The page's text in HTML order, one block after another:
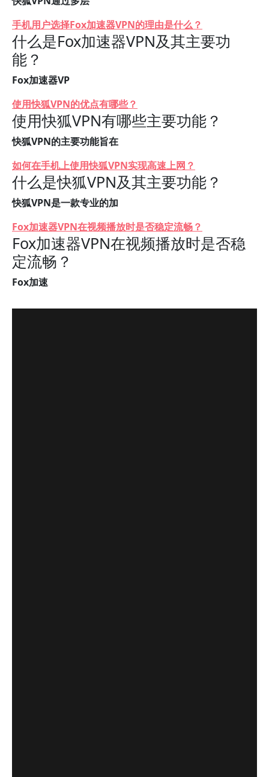
手机用户选择Fox加速器VPN的理由是什么？
什么是Fox加速器VPN及其主要功
能？
Fox加速器VP
使用快狐VPN的优点有哪些？
使用快狐VPN有哪些主要功能？
快狐VPN的主要功能旨在
如何在手机上使用快狐VPN实现高速上网？
什么是快狐VPN及其主要功能？
快狐VPN是一款专业的加
Fox加速器VPN在视频播放时是否稳定流畅？
Fox加速器VPN在视频播放时是否稳
定流畅？
Fox加速